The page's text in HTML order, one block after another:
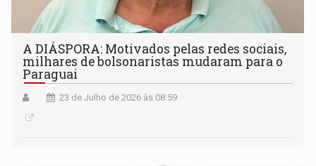
A DIÁSPORA: Motivados pelas redes sociais,
milhares de bolsonaristas mudaram para o
Paraguai
23 de Julho de 2026 às 08:59